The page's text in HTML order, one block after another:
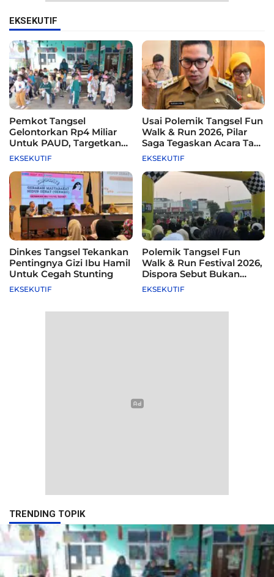
EKSEKUTIF
Pemkot Tangsel
Gelontorkan Rp4 Miliar
Untuk PAUD, Targetkan
115 Sekolah
EKSEKUTIF
Usai Polemik Tangsel Fun
Walk & Run 2026, Pilar
Saga Tegaskan Acara Tak
Difasilitasi Pemkot
EKSEKUTIF
Dinkes Tangsel Tekankan
Pentingnya Gizi Ibu Hamil
Untuk Cegah Stunting
EKSEKUTIF
Polemik Tangsel Fun
Walk & Run Festival 2026,
Dispora Sebut Bukan
Agenda Pemkot
EKSEKUTIF
TRENDING TOPIK